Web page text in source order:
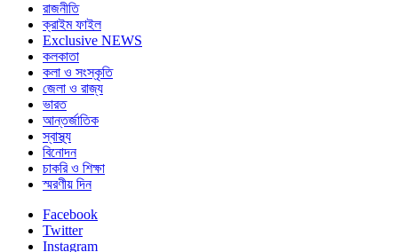
রাজনীতি
ক্রাইম ফাইল
Exclusive NEWS
কলকাতা
কলা ও সংস্কৃতি
জেলা ও রাজ্য
ভারত
আন্তর্জাতিক
স্বাস্থ্য
বিনোদন
চাকরি ও শিক্ষা
স্মরণীয় দিন
Facebook
Twitter
Instagram